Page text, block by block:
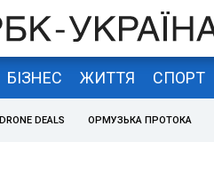
БІЗНЕС ЖИТТЯ СПОРТ
DRONE DEALS ОРМУЗЬКА ПРОТОКА